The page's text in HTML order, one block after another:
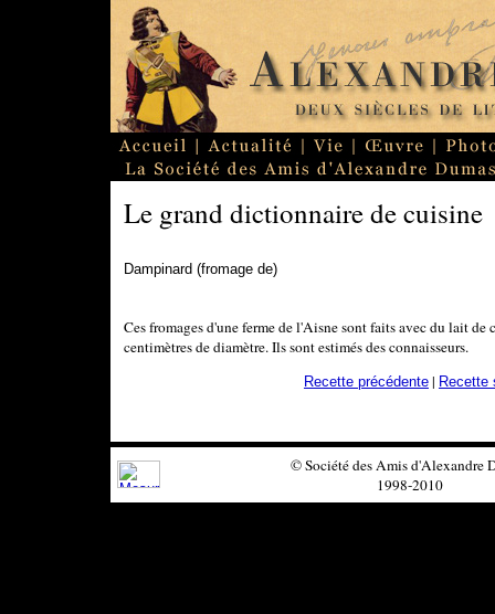
Le grand dictionnaire de cuisine
Dampinard (fromage de)
Ces fromages d'une ferme de l'Aisne sont faits avec du lait de
centimètres de diamètre. Ils sont estimés des connaisseurs.
Recette précédente | Recette
© Société des Amis d'Alexandre
1998-2010